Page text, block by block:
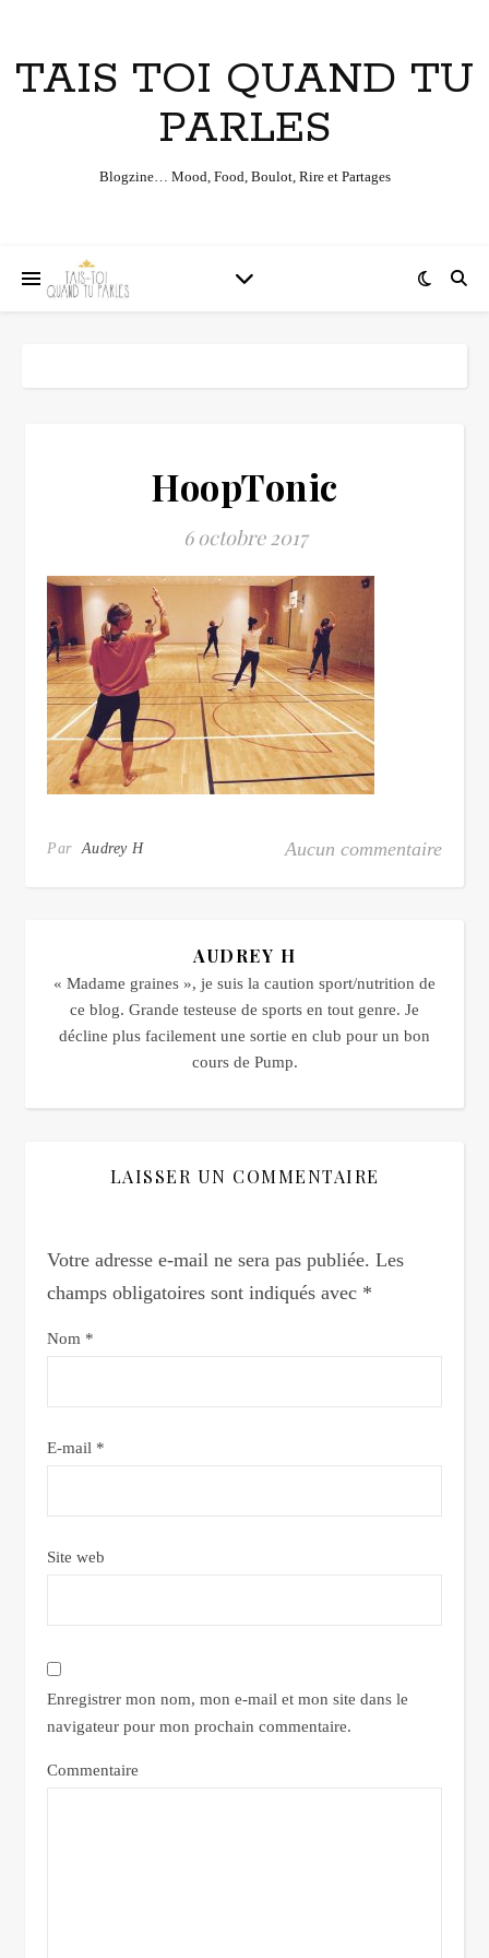
TAIS TOI QUAND TU
PARLES
Blogzine… Mood, Food, Boulot, Rire et Partages
HoopTonic
6 octobre 2017
ParAudrey H Aucun commentaire
AUDREY H
« Madame graines », je suis la caution sport/nutrition de
ce blog. Grande testeuse de sports en tout genre. Je
décline plus facilement une sortie en club pour un bon
cours de Pump.
LAISSER UN COMMENTAIRE
Votre adresse e-mail ne sera pas publiée. Les
champs obligatoires sont indiqués avec *
Nom *
E-mail *
Site web
Enregistrer mon nom, mon e-mail et mon site dans le
navigateur pour mon prochain commentaire.
Commentaire